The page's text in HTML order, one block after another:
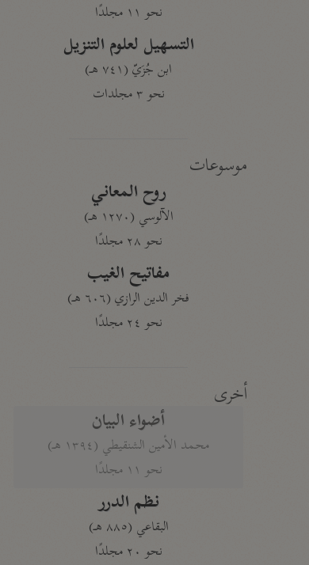
نحو ١١ مجلدًا
التسهيل لعلوم التنزيل
ابن جُزَيّ (٧٤١ هـ)
نحو ٣ مجلدات
موسوعات
روح المعاني
الآلوسي (١٢٧٠ هـ)
نحو ٢٨ مجلدًا
مفاتيح الغيب
فخر الدين الرازي (٦٠٦ هـ)
نحو ٢٤ مجلدًا
أخرى
أضواء البيان
محمد الأمين الشنقيطي (١٣٩٤ هـ)
نحو ١١ مجلدًا
نظم الدرر
البقاعي (٨٨٥ هـ)
نحو ٢٠ مجلدًا